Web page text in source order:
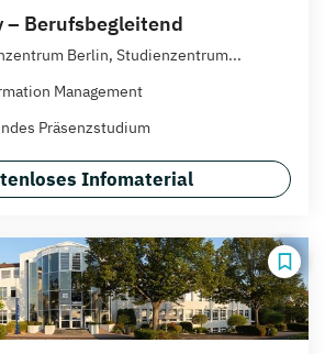
– Berufsbegleitend
Berlin, Studienzentrum...
Management
Präsenzstudium
Infomaterial